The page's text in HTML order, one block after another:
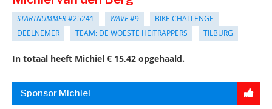
STARTNUMMER#25241 WAVE#9
BIKE CHALLENGE
DEELNEMER
TEAM: DE WOESTE HEITRAPPERS TILBURG
In totaal heeft Michiel € 15,42 opgehaald.
Sponsor Michiel